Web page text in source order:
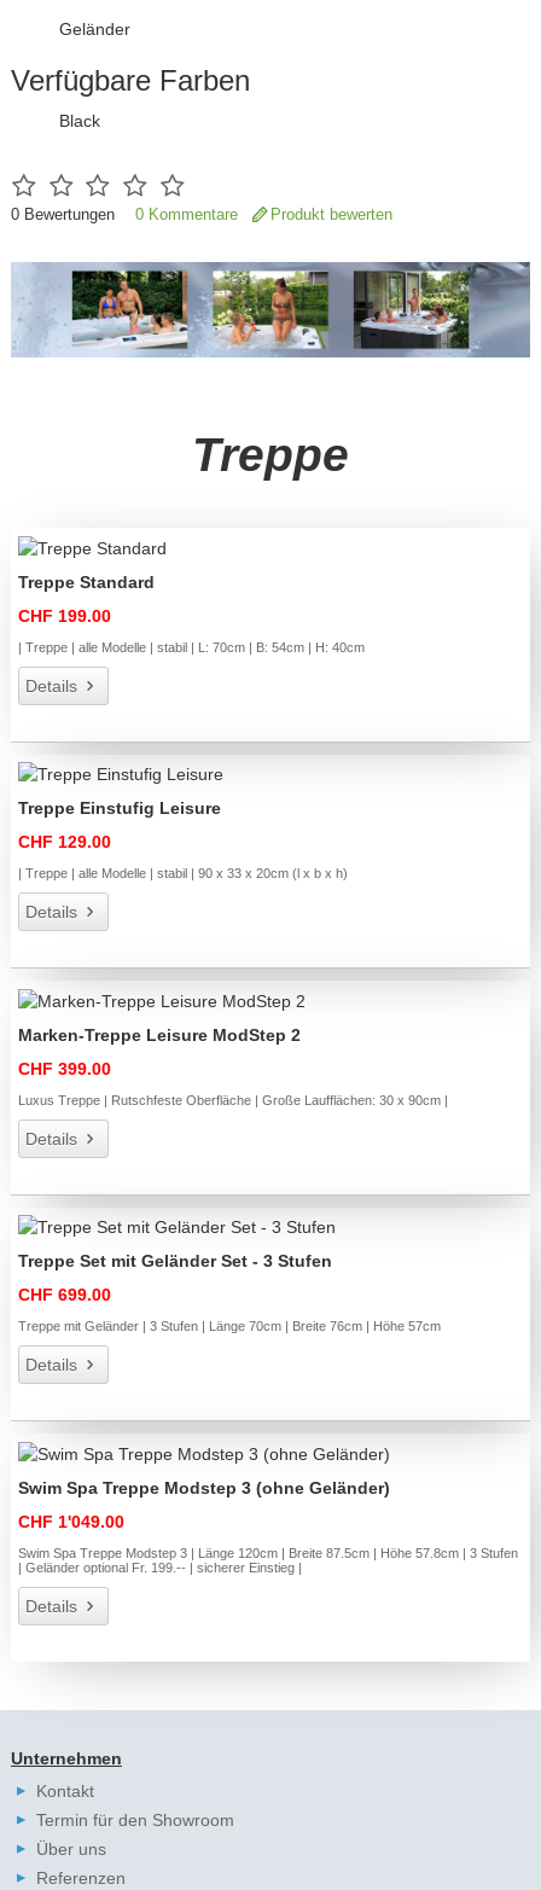
Geländer
Verfügbare Farben
Black
0Bewertungen 0 Kommentare Produkt bewerten
Treppe
Treppe Standard
CHF 199.00
| Treppe | alle Modelle | stabil | L: 70cm | B: 54cm | H: 40cm
Details
Treppe Einstufig Leisure
CHF 129.00
| Treppe | alle Modelle | stabil | 90 x 33 x 20cm (l x b x h)
Details
Marken-Treppe Leisure ModStep 2
CHF 399.00
Luxus Treppe | Rutschfeste Oberfläche | Große Laufflächen: 30 x 90cm |
Details
Treppe Set mit Geländer Set - 3 Stufen
CHF 699.00
Treppe mit Geländer | 3 Stufen | Länge 70cm | Breite 76cm | Höhe 57cm
Details
Swim Spa Treppe Modstep 3 (ohne Geländer)
CHF 1'049.00
Swim Spa Treppe Modstep 3 | Länge 120cm | Breite 87.5cm | Höhe 57.8cm | 3 Stufen
| Geländer optional Fr. 199.-- | sicherer Einstieg |
Details
Unternehmen
Kontakt
Termin für den Showroom
Über uns
Referenzen